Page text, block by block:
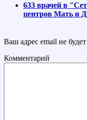
633 врачей в
центров Мать и
Ваш адрес email не
Комментарий